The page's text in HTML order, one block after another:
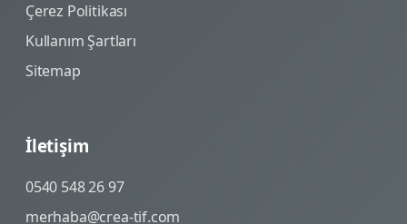
Çerez Politikası
Kullanım Şartları
Sitemap
İletişim
0540 548 26 97
merhaba@crea-tif.com